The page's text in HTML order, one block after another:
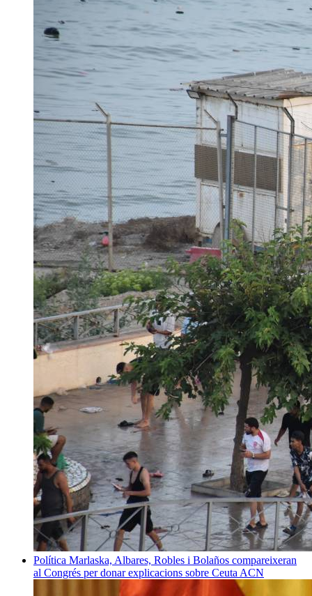
Política Marlaska, Albares, Robles i Bolaños compareixeran
al Congrés per donar explicacions sobre Ceuta ACN